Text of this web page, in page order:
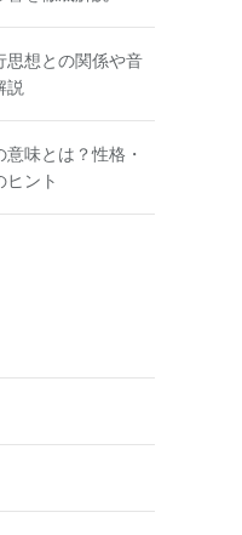
思想との関係や音
説
味とは？性格・
ヒント